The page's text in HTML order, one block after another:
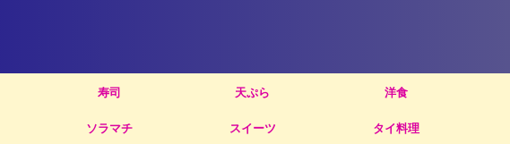
寿司 天ぷら 洋食
ソラマチ スイーツ タイ料理